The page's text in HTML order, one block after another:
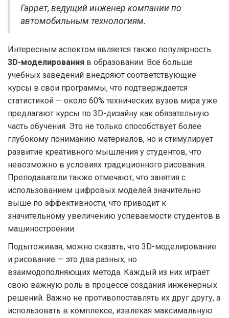
Гаррет, ведущий инженер компании по
автомобильным технологиям.
Интересным аспектом является также популярность
3D-моделирования в образовании. Всё больше
учебных заведений внедряют соответствующие
курсы в свои программы, что подтверждается
статистикой — около 60% технических вузов мира уже
предлагают курсы по 3D-дизайну как обязательную
часть обучения. Это не только способствует более
глубокому пониманию материалов, но и стимулирует
развитие креативного мышления у студентов, что
невозможно в условиях традиционного рисования.
Преподаватели также отмечают, что занятия с
использованием цифровых моделей значительно
выше по эффективности, что приводит к
значительному увеличению успеваемости студентов в
машиностроении.
Подытоживая, можно сказать, что 3D-моделирование
и рисование — это два разных, но
взаимодополняющих метода. Каждый из них играет
свою важную роль в процессе создания инженерных
решений. Важно не противопоставлять их друг другу, а
использовать в комплексе, извлекая максимальную